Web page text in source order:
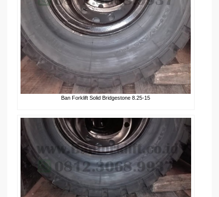
Ban Forklift Solid Bridgestone 8.25-15